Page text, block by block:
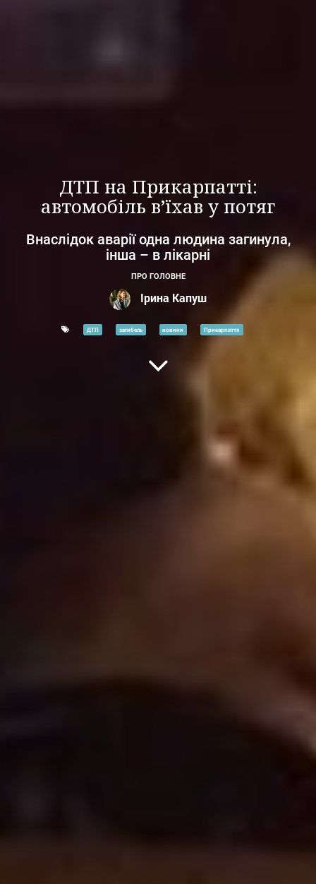
ДТП на Прикарпатті:
автомобіль в’їхав у потяг
Внаслідок аварії одна людина загинула,
інша – в лікарні
ПРО ГОЛОВНЕ
Ірина Капуш
ДТП загибель новини Прикарпаття